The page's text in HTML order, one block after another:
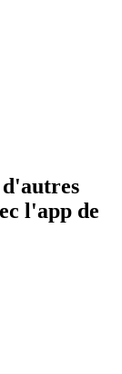
l'app de